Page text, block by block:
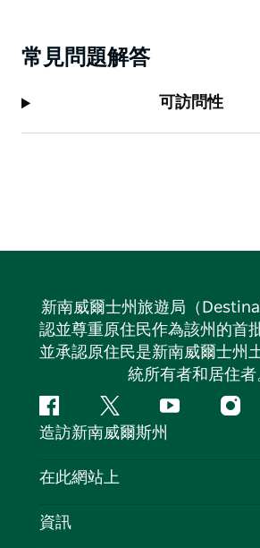
常見問題解答
可訪問性
新南威爾士州旅遊局（
認並尊重原住民作為該州的首
並承認原住民是新南威爾士州
統所有者和居住者
Facebook嘰
嘰
喳
Youtube
造訪新南威爾斯州
聯絡我們
隱私
在此網站上
目的地
資訊